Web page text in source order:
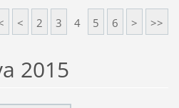
< 2 3 4 5 6 > >>
2015